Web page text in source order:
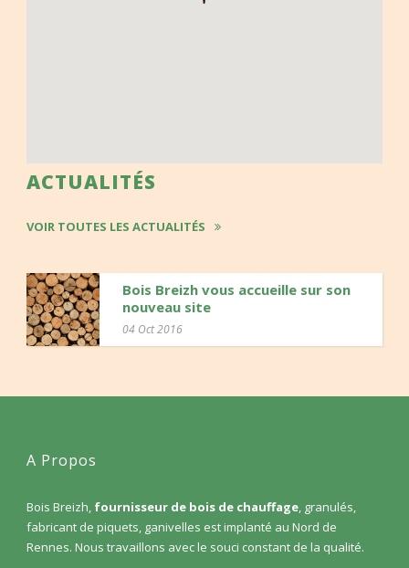
ACTUALITÉS
VOIR TOUTES LES ACTUALITÉS
Bois Breizh vous accueille sur son
nouveau site
04 Oct 2016
A Propos
Bois Breizh, fournisseur de bois de chauffage, granulés,
fabricant de piquets, ganivelles est implanté au Nord de
Rennes. Nous travaillons avec le souci constant de la qualité.